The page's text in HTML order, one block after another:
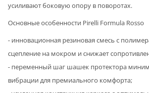
усиливают боковую опору в поворотах.
Основные особенности Pirelli Formula Rosso
- инновационная резиновая смесь с
сцепление на мокром и снижает
- переменный шаг шашек протектора
вибрации для премиального комфорта;